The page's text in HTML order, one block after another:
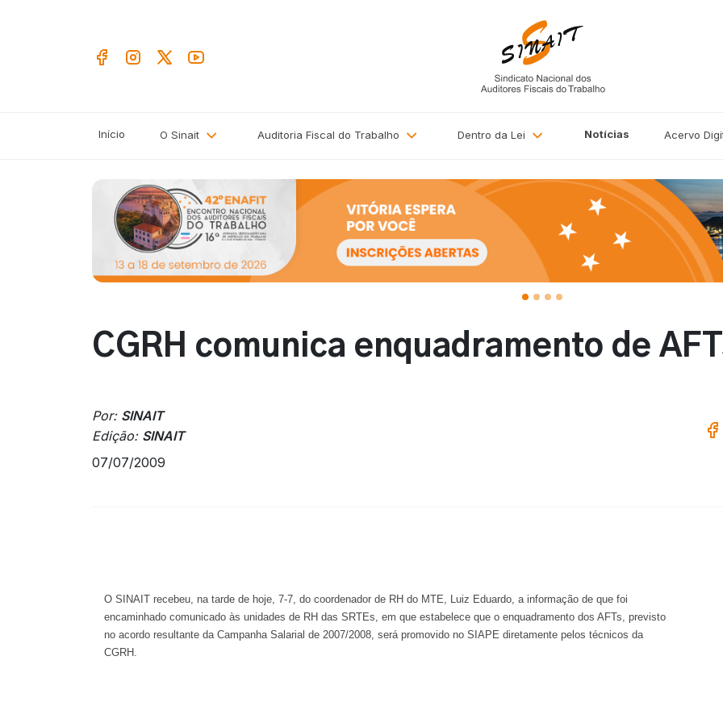
Início O Sinait Auditoria Fiscal do Trabalho Dentro da Lei Notícias Acervo
CGRH comunica enquadramento de
Por: SINAIT
Edição: SINAIT
07/07/2009
O SINAIT recebeu, na tarde de hoje, 7-7, do coordenador de RH do MTE, Luiz Eduardo, a informação de que foi
encaminhado comunicado às unidades de RH das SRTEs, em que estabelece que o enquadramento dos AFTs, previsto
no acordo resultante da Campanha Salarial de 2007/2008, será promovido no SIAPE diretamente pelos técnicos da
CGRH.